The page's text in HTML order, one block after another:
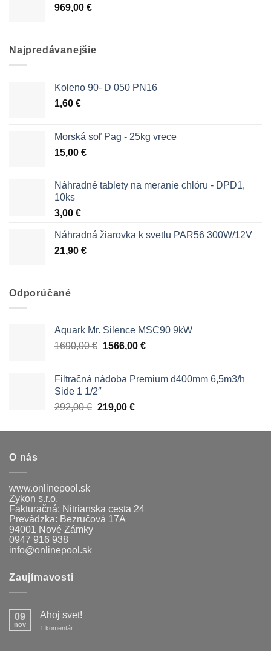
969,00 €
Najpredávanejšie
Koleno 90- D 050 PN16
1,60 €
Morská soľ Pag - 25kg vrece
15,00 €
Náhradné tablety na meranie chlóru - DPD1,
10ks
3,00 €
Náhradná žiarovka k svetlu PAR56 300W/12V
21,90 €
Odporúčané
Aquark Mr. Silence MSC90 9kW
1690,00€ Pôvodná
1690,00 €.
1566,00 €Aktuálna
1566,00 €.
Filtračná nádoba Premium d400mm 6,5m3/h
Side 1 1/2″
292,00€ Pôvodná
bola:
219,00 €Aktuálna
je:
O nás
www.onlinepool.sk
Zykon s.r.o.
Fakturačná: Nitrianska cesta 24
Prevádzka: Bezručová 17A
94001 Nové Zámky
0947 916 938
info@onlinepool.sk
Zaujímavosti
09
nov
Ahoj svet!
1 komentárna